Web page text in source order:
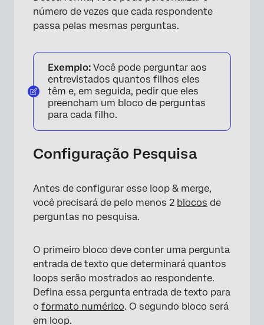
número de vezes que cada respondente
passa pelas mesmas perguntas.
Exemplo: Você pode perguntar aos
entrevistados quantos filhos eles
têm e, em seguida, pedir que eles
preencham um bloco de perguntas
para cada filho.
Configuração Pesquisa
Antes de configurar esse loop & merge,
você precisará de pelo menos 2 blocos de
perguntas no pesquisa.
O primeiro bloco deve conter uma pergunta
entrada de texto que determinará quantos
loops serão mostrados ao respondente.
Defina essa pergunta entrada de texto para
o formato numérico. O segundo bloco será
em loop.